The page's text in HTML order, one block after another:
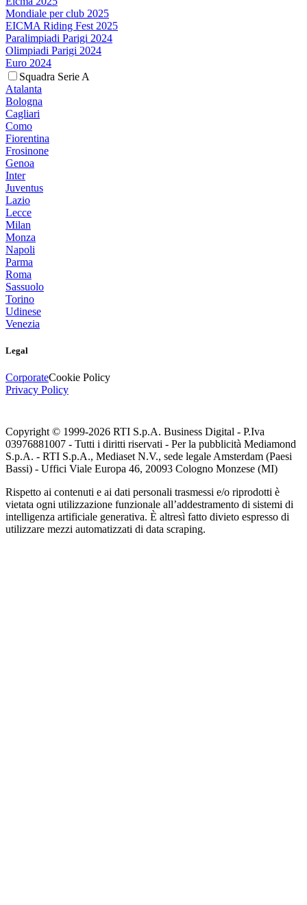
Mondiale per club 2025
EICMA Riding Fest 2025
Paralimpiadi Parigi 2024
Olimpiadi Parigi 2024
Euro 2024
Squadra Serie A
Atalanta
Bologna
Cagliari
Como
Fiorentina
Frosinone
Genoa
Inter
Juventus
Lazio
Lecce
Milan
Monza
Napoli
Parma
Roma
Sassuolo
Torino
Udinese
Venezia
Legal
CorporateCookie Policy
Privacy Policy
Copyright © 1999-2026 RTI S.p.A. Business Digital - P.Iva
03976881007 - Tutti i diritti riservati - Per la pubblicità Mediamond
S.p.A. - RTI S.p.A., Mediaset N.V., sede legale Amsterdam (Paesi
Bassi) - Uffici Viale Europa 46, 20093 Cologno Monzese (MI)
Rispetto ai contenuti e ai dati personali trasmessi e/o riprodotti è
vietata ogni utilizzazione funzionale all’addestramento di sistemi di
intelligenza artificiale generativa. È altresì fatto divieto espresso di
utilizzare mezzi automatizzati di data scraping.